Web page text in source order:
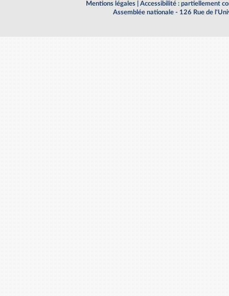
Mentions légales
Accessibilité : partiellement
Assemblée nationale - 126 Rue de